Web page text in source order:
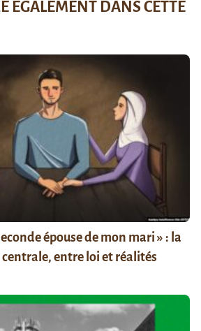
ÉGALEMENT DANS CETTE
épouse de mon mari » : la
entre loi et réalités